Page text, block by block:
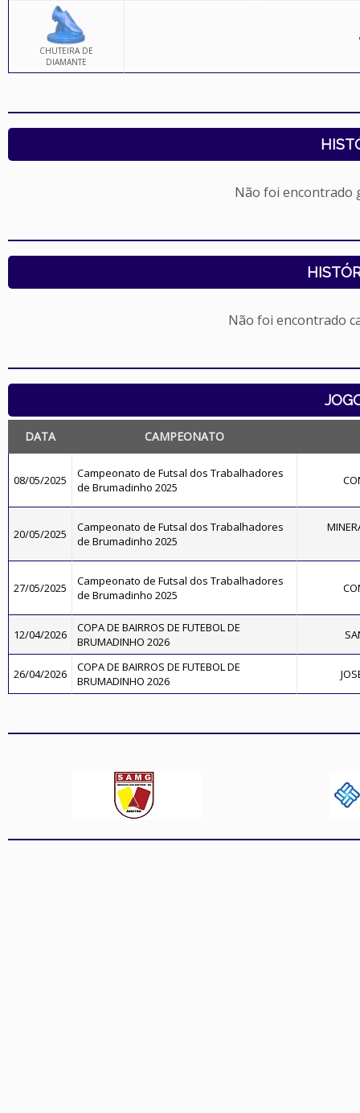
CHUTEIRA DE
DIAMANTE
Não foi encontrado
Não foi encontrado
DATA CAMPEONATO
08/05/2025
Campeonato de Futsal dos Trabalhadores
de Brumadinho 2025
20/05/2025
Campeonato de Futsal dos Trabalhadores
de Brumadinho 2025
27/05/2025
Campeonato de Futsal dos Trabalhadores
de Brumadinho 2025
12/04/2026
COPA DE BAIRROS DE FUTEBOL DE
BRUMADINHO 2026
26/04/2026
COPA DE BAIRROS DE FUTEBOL DE
BRUMADINHO 2026